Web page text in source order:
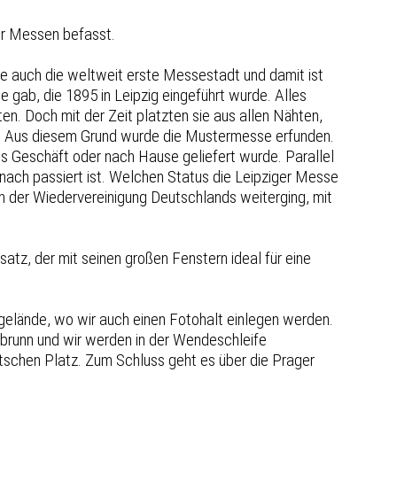
Messen befasst.
auch die weltweit erste Messestadt und damit ist
die 1895 in Leipzig eingeführt wurde. Alles
Doch mit der Zeit platzten sie aus allen Nähten,
diesem Grund wurde die Mustermesse erfunden.
Geschäft oder nach Hause geliefert wurde. Parallel
passiert ist. Welchen Status die Leipziger Messe
der Wiedervereinigung Deutschlands weiterging, mit
der mit seinen großen Fenstern ideal für eine
wo wir auch einen Fotohalt einlegen werden.
und wir werden in der Wendeschleife
Platz. Zum Schluss geht es über die Prager